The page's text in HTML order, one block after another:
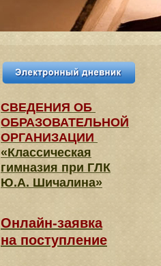
СВЕДЕНИЯ​ ОБ
ОБРАЗОВАТЕЛЬНОЙ
ОРГАНИЗАЦИИ
«Классическая
гимназия при ГЛК
Ю.А. Шичалина»
Онлайн-заявка
на поступление